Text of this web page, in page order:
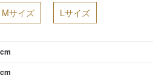
Mサイズ Lサイズ